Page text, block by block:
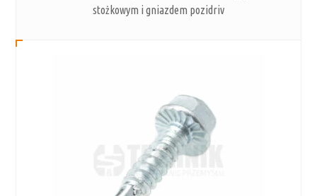
stożkowym i gniazdem pozidriv